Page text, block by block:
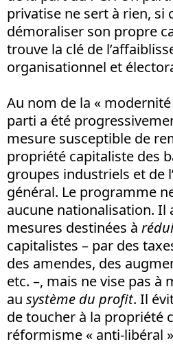
privatise ne sert à rien, si
démoraliser son propre
trouve la clé de
organisationnel et
Au nom de la «
parti a été
mesure susceptible de
propriété capitaliste des
groupes industriels et de
général. Le programme
aucune nationalisation. Il
mesures destinées à
capitalistes – par des
des amendes, des
etc. –, mais ne vise pas à
au système du profit. Il
de toucher à la propriété
réformisme « anti-libéral